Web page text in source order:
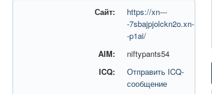
Сайт:
https://xn---
-7sbajpjolckn2o.xn-
-p1ai/
AIM:
niftypants54
ICQ:
Отправить ICQ-
сообщение